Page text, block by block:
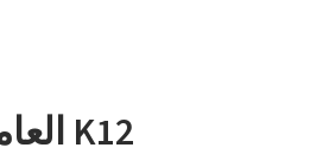
مدرسة K12 العامة عبر الإنترنت المدعومة من K12